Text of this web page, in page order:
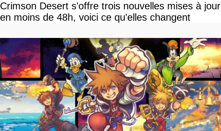
Crimson Desert s'offre trois nouvelles mises à jour
en moins de 48h, voici ce qu'elles changent